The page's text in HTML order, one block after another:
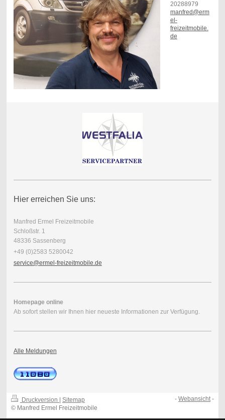
20288979
manfred@erm
el-
freizeitmobile.
de
Hier erreichen Sie uns:
Manfred Ermel Freizeitmobile
Schloßstr. 1
48336 Sassenberg
+49 (0)2583 5280042
service@ermel-freizeitmobile.de
Homepage online
Ab sofort stellen wir Ihnen hier neueste Informationen zur Verfügung.
Alle Meldungen
Druckversion
Sitemap
© Manfred Ermel Freizeitmobile
-Webansicht-